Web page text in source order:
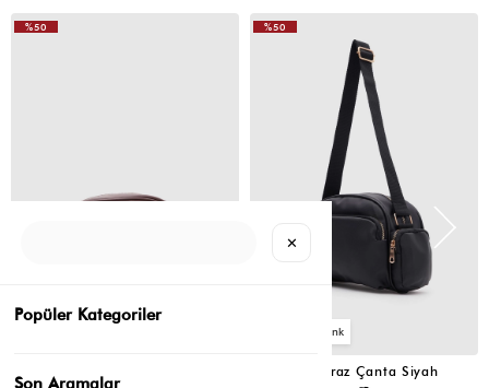
%50
Montes Çapraz Çanta Siyah
%50
✕
Popüler Kategoriler
Son Aramalar